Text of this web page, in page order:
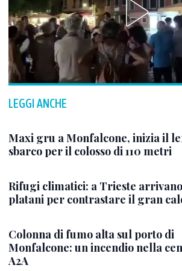
LEGGI ANCHE
Maxi gru a Monfalcone, inizia il
sbarco per il colosso di 110 metri
Rifugi climatici: a Trieste arrivano
platani per contrastare il gran
Colonna di fumo alta sul porto di
Monfalcone: un incendio nella
A2A